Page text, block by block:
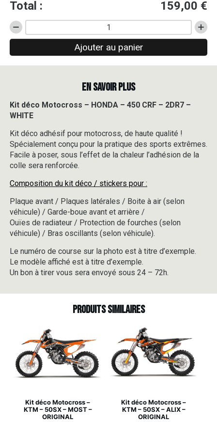
Total : 159,00 €
quantité
de
déco
Motocross
450
CRF
2DR7
-
WHITE
Ajouter au panier
EN SAVOIR PLUS
Kit déco Motocross – HONDA – 450 CRF – 2DR7 –
WHITE
Kit déco adhésif pour motocross, de haute qualité !
Spécialement conçu pour la pratique des sports extrêmes.
Facile à poser, sous l’effet de la chaleur l’adhésion de la
colle sera renforcée.
Composition du kit déco / stickers pour :
Plaque avant / Plaques latérales / Boite à air (selon
véhicule) / Garde-boue avant et arrière /
Ouïes de radiateur / Protection de fourches (selon
véhicule) / Bras oscillants (selon véhicule).
Le numéro de course sur la photo est à titre d’exemple.
Le modèle affiché est à titre d’exemple.
Un bon à tirer vous sera envoyé sous 24 – 72h.
Produits similaires
Kit déco Motocross –
KTM – 50SX – MOST –
ORIGINAL
Kit déco Motocross –
KTM – 50SX – ALIX –
ORIGINAL